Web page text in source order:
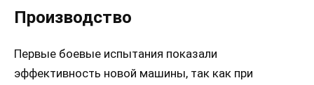
Производство
Первые боевые испытания показали
эффективность новой машины, так как при